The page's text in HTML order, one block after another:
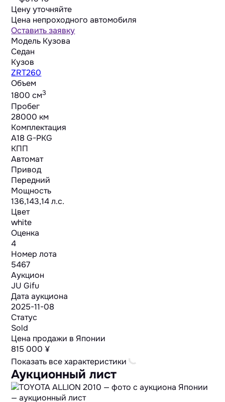
Цену уточняйте
Цена непроходного автомобиля
Оставить заявку
Модель Кузова
Седан
Кузов
ZRT260
Объем
1800 cм3
Пробег
28000 км
Комплектация
A18 G-PKG
КПП
Автомат
Привод
Передний
Мощность
136,143,14 л.с.
Цвет
white
Оценка
4
Номер лота
5467
Аукцион
JU Gifu
Дата аукциона
2025-11-08
Статус
Sold
Цена продажи в Японии
815 000 ¥
Показать все характеристики
Аукционный лист